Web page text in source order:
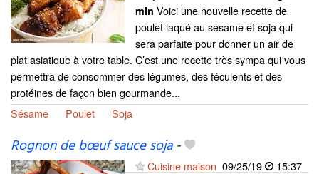
min Voici une nouvelle recette de
poulet laqué au sésame et soja qui
sera parfaite pour donner un air de
plat asiatique à votre table. C’est une recette très sympa qui vous
permettra de consommer des légumes, des féculents et des
protéines de façon bien gourmande...
Sésame
Poulet Soja
Rognon de bœuf sauce soja-
Cuisine maison 09/25/19
15:37